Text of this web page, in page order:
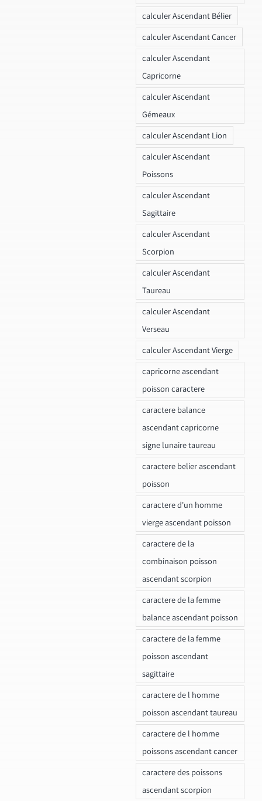
calculer Ascendant Bélier
calculer Ascendant Cancer
calculer Ascendant
Capricorne
calculer Ascendant
Gémeaux
calculer Ascendant Lion
calculer Ascendant
Poissons
calculer Ascendant
Sagittaire
calculer Ascendant
Scorpion
calculer Ascendant
Taureau
calculer Ascendant
Verseau
calculer Ascendant Vierge
capricorne ascendant
poisson caractere
caractere balance
ascendant capricorne
signe lunaire taureau
caractere belier ascendant
poisson
caractere d'un homme
vierge ascendant poisson
caractere de la
combinaison poisson
ascendant scorpion
caractere de la femme
balance ascendant poisson
caractere de la femme
poisson ascendant
sagittaire
caractere de l homme
poisson ascendant taureau
caractere de l homme
poissons ascendant cancer
caractere des poissons
ascendant scorpion